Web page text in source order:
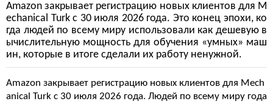
Amazon закрывает регистрацию новых клиентов для M
echanical Turk с 30 июля 2026 года. Это конец эпохи, ко
гда людей по всему миру использовали как дешевую в
ычислительную мощность для обучения «умных» маш
ин, которые в итоге сделали их работу ненужной.
Amazon закрывает регистрацию новых клиентов для Mech
anical Turk с 30 июля 2026 года. Людей по всему миру года